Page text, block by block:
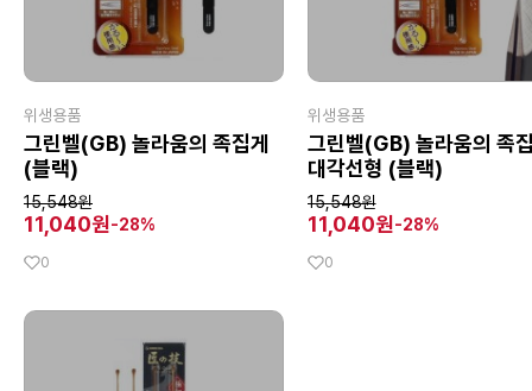
위생용품
그린벨(GB) 놀라움의 족집게
(블랙)
15,548원
11,040원-28%
0
위생용품
그린벨(GB) 놀라움의 족
대각선형 (블랙)
15,548원
11,040원-28%
0